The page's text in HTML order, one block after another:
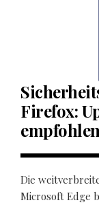
Firefox:
Die
Microsoft Edge